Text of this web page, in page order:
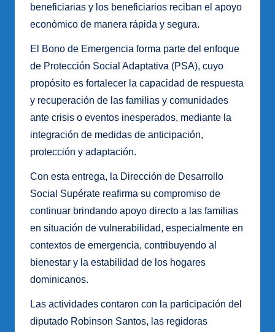
beneficiarias y los beneficiarios reciban el apoyo
económico de manera rápida y segura.
El Bono de Emergencia forma parte del enfoque
de Protección Social Adaptativa (PSA), cuyo
propósito es fortalecer la capacidad de respuesta
y recuperación de las familias y comunidades
ante crisis o eventos inesperados, mediante la
integración de medidas de anticipación,
protección y adaptación.
Con esta entrega, la Dirección de Desarrollo
Social Supérate reafirma su compromiso de
continuar brindando apoyo directo a las familias
en situación de vulnerabilidad, especialmente en
contextos de emergencia, contribuyendo al
bienestar y la estabilidad de los hogares
dominicanos.
Las actividades contaron con la participación del
diputado Robinson Santos, las regidoras